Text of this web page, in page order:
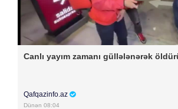
Canlı yayım zamanı güllələnərək
Qafqazinfo.az
Dünən 08:04